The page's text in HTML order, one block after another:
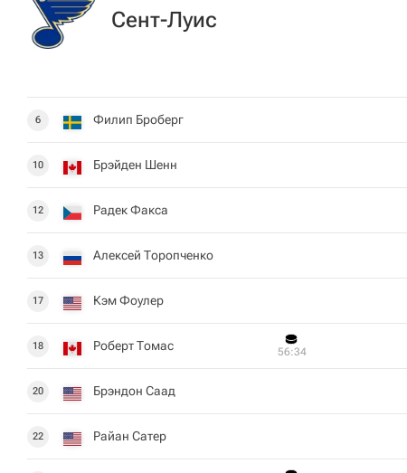
Сент-Луис
6 Филип Броберг
10 Брэйден Шенн
12 Радек Факса
13 Алексей Торопченко
17 Кэм Фоулер
18 Роберт Томас 56:34
20 Брэндон Саад
22 Райан Сатер